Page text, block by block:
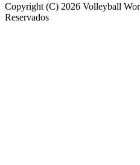
Copyright (C) 2026 Volleyball
Reservados